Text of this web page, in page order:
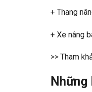
+ Thang
+ Xe nâng
>> Tham